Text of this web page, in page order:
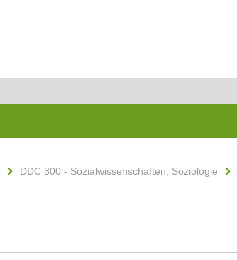
DDC 300 - Sozialwissenschaften, Soziologie